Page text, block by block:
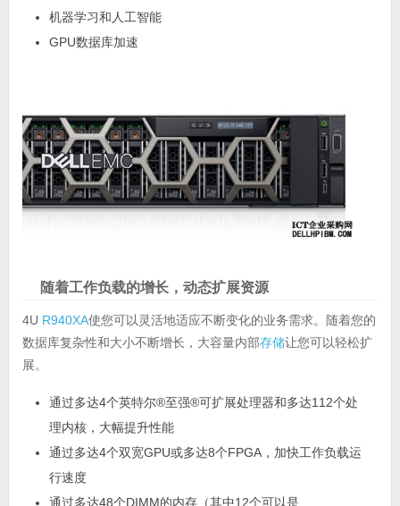
机器学习和人工智能
GPU数据库加速
随着工作负载的增长，动态扩展资源
4U R940XA使您可以灵活地适应不断变化的业务需求。随着您的
数据库复杂性和大小不断增长，大容量内部存储让您可以轻松扩
展。
通过多达4个英特尔®至强®可扩展处理器和多达112个处
理内核，大幅提升性能
通过多达4个双宽GPU或多达8个FPGA，加快工作负载运
行速度
通过多达48个DIMM的内存（其中12个可以是